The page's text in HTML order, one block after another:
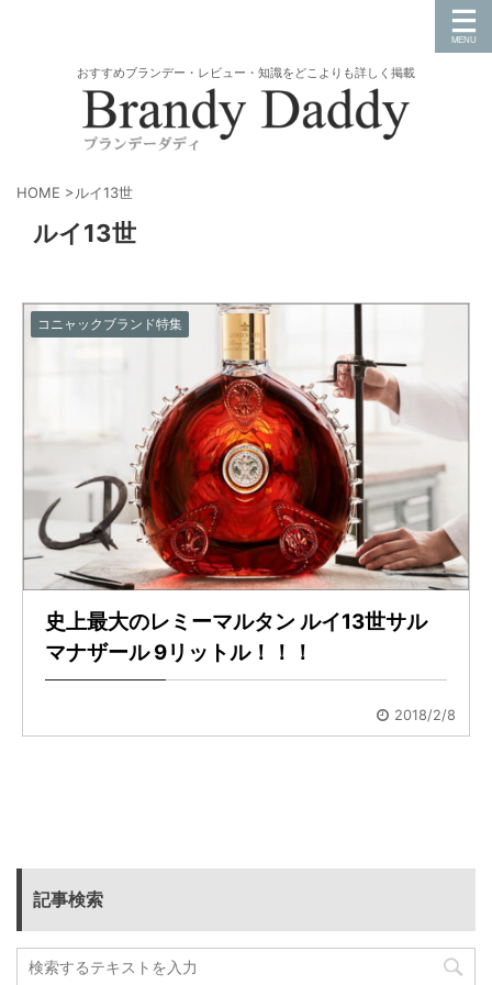
おすすめブランデー・レビュー・知識をどこよりも詳しく掲載
HOME >ルイ13世
ルイ13世
コニャックブランド特集
史上最大のレミーマルタン ルイ13世サル
マナザール 9リットル！！！
2018/2/8
記事検索